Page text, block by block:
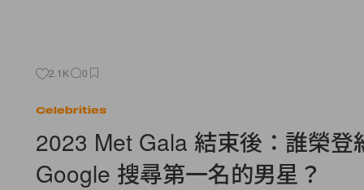
2.1K 0
Celebrities
2023 Met Gala 結束後：誰榮登
Google 搜尋第一名的男星？